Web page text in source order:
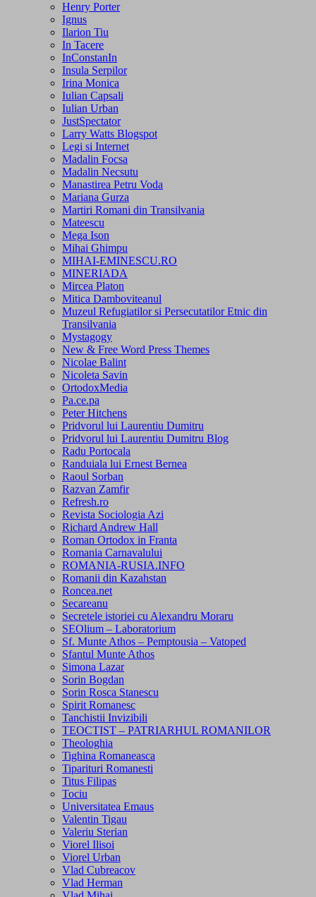
Henry Porter
Ignus
Ilarion Tiu
In Tacere
InConstanIn
Insula Serpilor
Irina Monica
Iulian Capsali
Iulian Urban
JustSpectator
Larry Watts Blogspot
Legi si Internet
Madalin Focsa
Madalin Necsutu
Manastirea Petru Voda
Mariana Gurza
Martiri Romani din Transilvania
Mateescu
Mega Ison
Mihai Ghimpu
MIHAI-EMINESCU.RO
MINERIADA
Mircea Platon
Mitica Damboviteanul
Muzeul Refugiatilor si Persecutatilor Etnic din
Transilvania
Mystagogy
New & Free Word Press Themes
Nicolae Balint
Nicoleta Savin
OrtodoxMedia
Pa.ce.pa
Peter Hitchens
Pridvorul lui Laurentiu Dumitru
Pridvorul lui Laurentiu Dumitru Blog
Radu Portocala
Randuiala lui Ernest Bernea
Raoul Sorban
Razvan Zamfir
Refresh.ro
Revista Sociologia Azi
Richard Andrew Hall
Roman Ortodox in Franta
Romania Carnavalului
ROMANIA-RUSIA.INFO
Romanii din Kazahstan
Roncea.net
Secareanu
Secretele istoriei cu Alexandru Moraru
SEOlium – Laboratorium
Sf. Munte Athos – Pemptousia – Vatoped
Sfantul Munte Athos
Simona Lazar
Sorin Bogdan
Sorin Rosca Stanescu
Spirit Romanesc
Tanchistii Invizibili
TEOCTIST – PATRIARHUL ROMANILOR
Theologhia
Tighina Romaneasca
Tiparituri Romanesti
Titus Filipas
Tociu
Universitatea Emaus
Valentin Tigau
Valeriu Sterian
Viorel Ilisoi
Viorel Urban
Vlad Cubreacov
Vlad Herman